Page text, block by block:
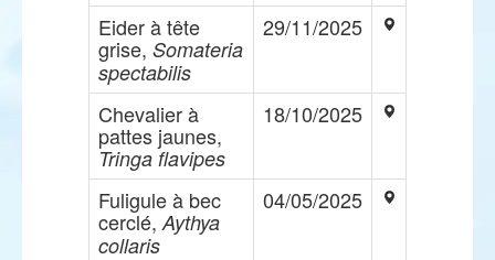
Eider à tête
grise, Somateria
spectabilis
29/11/2025
Chevalier à
pattes jaunes,
Tringa flavipes
18/10/2025
Fuligule à bec
cerclé, Aythya
collaris
04/05/2025